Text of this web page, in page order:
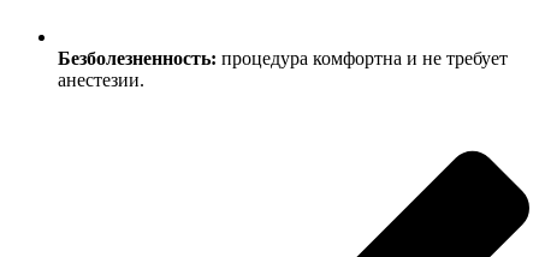
Безболезненность: процедура комфортна и не требует
анестезии.